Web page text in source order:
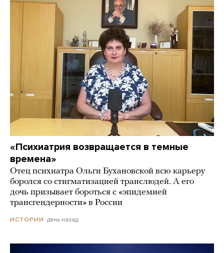
«Психиатрия возвращается в темные
времена»
Отец психиатра Ольги Бухановской всю карьеру
боролся со стигматизацией транслюдей. А его
дочь призывает бороться с «эпидемией
трансгендерности» в России
ИСТОРИИ день назад